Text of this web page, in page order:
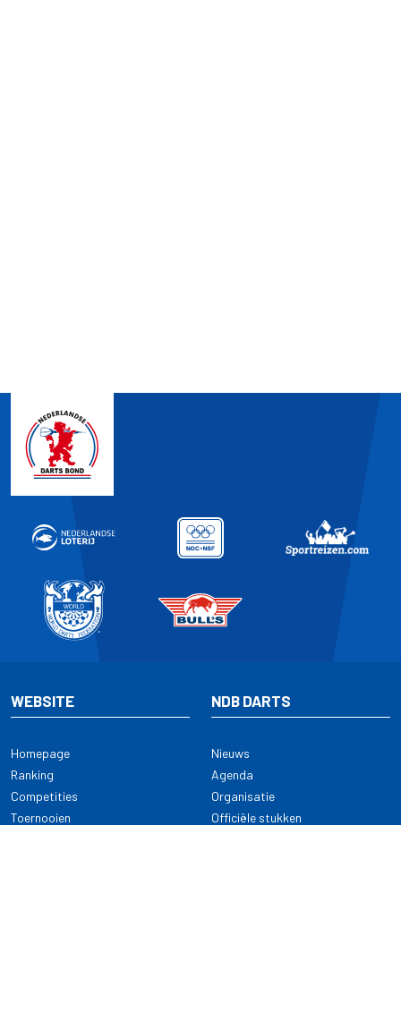
WEBSITE
Homepage
Ranking
Competities
Toernooien
NDB DARTS
Nieuws
Agenda
Organisatie
Officiële stukken